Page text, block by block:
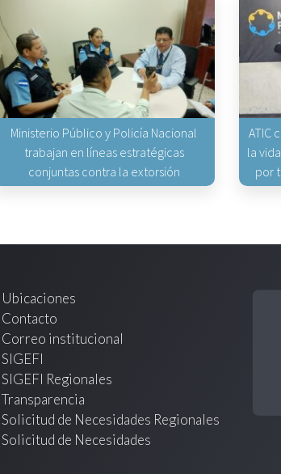
Ministerio Público y Policía Nacional
trabajan en líneas estratégicas
conjuntas contra la extorsión
ATIC
la
por
Ubicaciones
Contacto
Correo institucional
SIGEFI
SIGEFI Regionales
Transparencia
Solicitud de Necesidades Regionales
Solicitud de Necesidades